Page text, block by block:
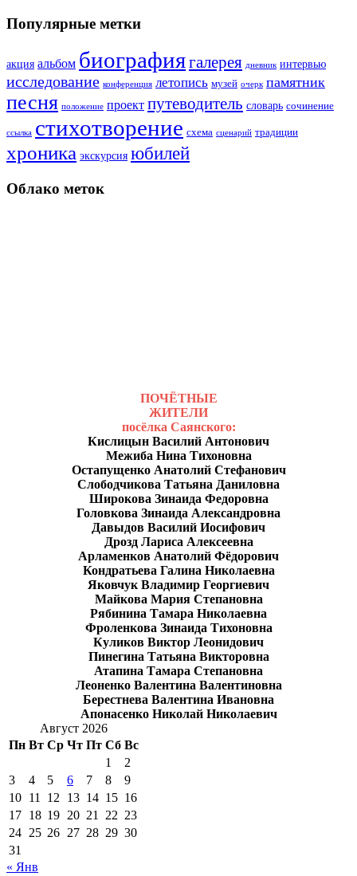
Популярные метки
акция альбом биографиягалерея дневник интервью
исследование конференция летопись музей очерк памятник
песня положение проект путеводитель словарь сочинение
ссылка стихотворение схема сценарий традиции
хроника экскурсия юбилей
Облако меток
ПОЧЁТНЫЕ
ЖИТЕЛИ
посёлка Саянского:
Кислицын Василий Антонович
Межиба Нина Тихоновна
Остапущенко Анатолий Стефанович
Слободчикова Татьяна Даниловна
Широкова Зинаида Федоровна
Головкова Зинаида Александровна
Давыдов Василий Иосифович
Дрозд Лариса Алексеевна
Арламенков Анатолий Фёдорович
Кондратьева Галина Николаевна
Яковчук Владимир Георгиевич
Майкова Мария Степановна
Рябинина Тамара Николаевна
Фроленкова Зинаида Тихоновна
Куликов Виктор Леонидович
Пинегина Татьяна Викторовна
Атапина Тамара Степановна
Леоненко Валентина Валентиновна
Берестнева Валентина Ивановна
Апонасенко Николай Николаевич
Август 2026
Пн Вт Ср Чт Пт Сб Вс
1
2
3
4 5 6 7 8
9
10 11 12 13 14 15 16
17 18 19 20 21 22 23
24 25 26 27 28 29 30
31
« Янв